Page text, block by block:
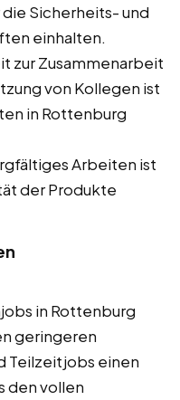
Sicherheits- und
einhalten.
zur Zusammenarbeit
von Kollegen ist
in Rottenburg
Arbeiten ist
der Produkte
in Rottenburg
geringeren
Teilzeitjobs einen
den vollen